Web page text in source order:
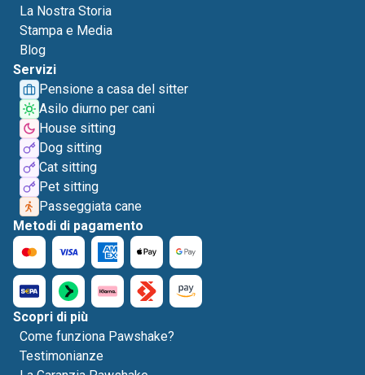
La Nostra Storia
Stampa e Media
Blog
Servizi
Pensione a casa del sitter
Asilo diurno per cani
House sitting
Dog sitting
Cat sitting
Pet sitting
Passeggiata cane
Metodi di pagamento
Scopri di più
Come funziona Pawshake?
Testimonianze